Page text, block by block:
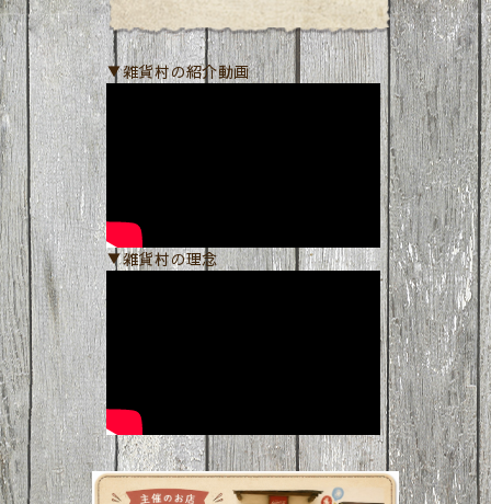
▼雑貨村の紹介動画
▼雑貨村の理念